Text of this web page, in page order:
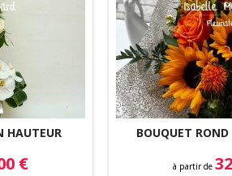
HAUTEUR
€
BOUQUET ROND
Prix
à partir de